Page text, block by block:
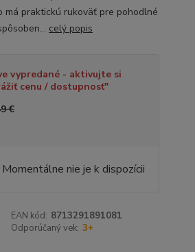
má praktickú rukoväť pre pohodlné
celý popis
vypredané - aktivujte si
cenu / dostupnosť"
€
Momentálne nie je k dispozícii
EAN kód: 8713291891081
Odporúčaný vek: 3+